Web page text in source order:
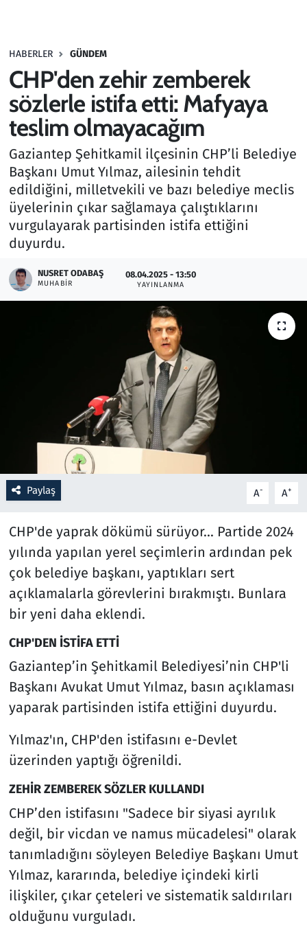
HABERLER GÜNDEM
CHP'den zehir zemberek
sözlerle istifa etti: Mafyaya
teslim olmayacağım
Gaziantep Şehitkamil ilçesinin CHP’li Belediye
Başkanı Umut Yılmaz, ailesinin tehdit
edildiğini, milletvekili ve bazı belediye meclis
üyelerinin çıkar sağlamaya çalıştıklarını
vurgulayarak partisinden istifa ettiğini
duyurdu.
NUSRET ODABAŞ
MUHABIR
08.04.2025 - 13:50
YAYINLANMA
Paylaş A- A+
CHP'de yaprak dökümü sürüyor... Partide 2024
yılında yapılan yerel seçimlerin ardından pek
çok belediye başkanı, yaptıkları sert
açıklamalarla görevlerini bırakmıştı. Bunlara
bir yeni daha eklendi.
CHP'DEN İSTİFA ETTİ
Gaziantep’in Şehitkamil Belediyesi’nin CHP'li
Başkanı Avukat Umut Yılmaz, basın açıklaması
yaparak partisinden istifa ettiğini duyurdu.
Yılmaz'ın, CHP'den istifasını e-Devlet
üzerinden yaptığı öğrenildi.
ZEHİR ZEMBEREK SÖZLER KULLANDI
CHP’den istifasını "Sadece bir siyasi ayrılık
değil, bir vicdan ve namus mücadelesi" olarak
tanımladığını söyleyen Belediye Başkanı Umut
Yılmaz, kararında, belediye içindeki kirli
ilişkiler, çıkar çeteleri ve sistematik saldırıları
olduğunu vurguladı.
Haber
Kültür Sanat
Kurumsal Haberler
Lezzet Durağı
Memur ve Kamu
Otomobil
Oyun
Ramazan
Savunma Sanayi
Seçim 2023
Teknoloji ve Bilim
Televizyon